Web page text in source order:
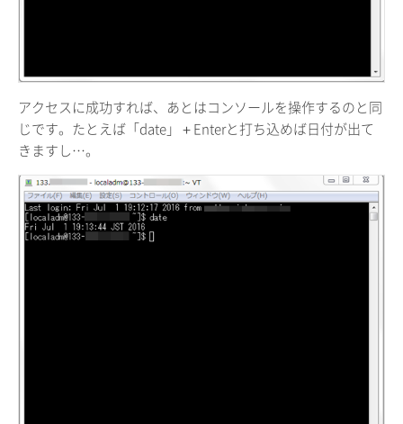
アクセスに成功すれば、あとはコンソールを操作するのと同
じです。たとえば「date」＋Enterと打ち込めば日付が出て
きますし…。